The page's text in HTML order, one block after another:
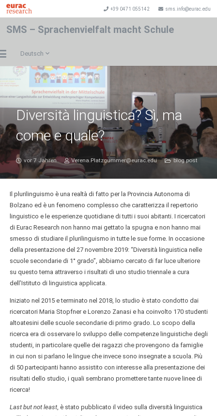
+39 0471 055142 sms.info@eurac.edu
SMS – Sprachenvielfalt macht Schule
Deutsch
Diversità linguistica? Sì, ma
come e quale?
vor 7 Jahren Verena.Platzgummer@eurac.edu blog post
Il plurilinguismo è una realtà di fatto per la Provincia Autonoma di
Bolzano ed è un fenomeno complesso che caratterizza il repertorio
linguistico e le esperienze quotidiane di tutti i suoi abitanti. I ricercatori
di Eurac Research non hanno mai gettato la spugna e non hanno mai
smesso di studiare il plurilinguismo in tutte le sue forme. In occasione
della presentazione del 27 novembre 2019: “Diversità linguistica nelle
scuole secondarie di 1° grado”, abbiamo cercato di far luce ulteriore
su questo tema attraverso i risultati di uno studio triennale a cura
dell’Istituto di linguistica applicata.
Iniziato nel 2015 e terminato nel 2018, lo studio è stato condotto dai
ricercatori Maria Stopfner e Lorenzo Zanasi e ha coinvolto 170 studenti
altoatesini delle scuole secondarie di primo grado. Lo scopo della
ricerca era di osservare lo sviluppo delle competenze linguistiche degli
studenti, in particolare quelle dei ragazzi che provengono da famiglie
in cui non si parlano le lingue che invece sono insegnate a scuola. Più
di 50 partecipanti hanno assistito con interesse alla presentazione dei
risultati dello studio, i quali sembrano promettere tante nuove linee di
ricerca!
Last but not least, è stato pubblicato il video sulla diversità linguistica